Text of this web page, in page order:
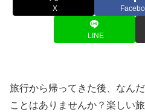
X
LINE
旅行から帰ってきた後、なん
ことはありませんか？楽しい